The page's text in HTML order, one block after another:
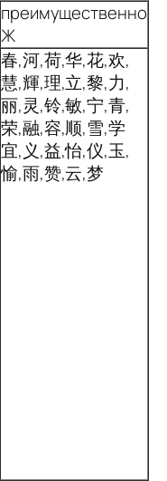
преимущественно
Ж
春,河,荷,华,花,欢,
慧,輝,理,立,黎,力,
丽,灵,铃,敏,宁,青,
荣,融,容,顺,雪,学
宜,义,益,怡,仪,玉,
愉,雨,赞,云,梦